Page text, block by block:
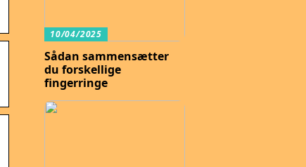
10/04/2025
Sådan sammensætter
du forskellige
fingerringe